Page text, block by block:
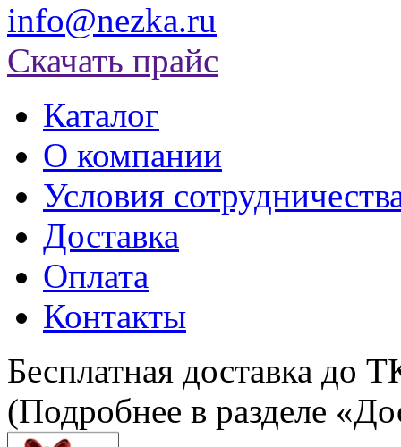
info@nezka.ru
Скачать прайс
Каталог
О компании
Условия
Доставка
Оплата
Контакты
Бесплатная доставка до
(Подробнее в разделе